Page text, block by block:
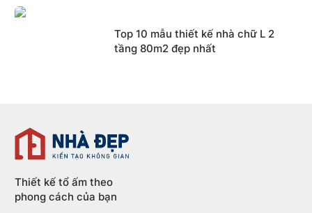
Top 10 mẫu thiết kế nhà chữ L 2
tầng 80m2 đẹp nhất
Thiết kế tổ ấm theo
phong cách của bạn